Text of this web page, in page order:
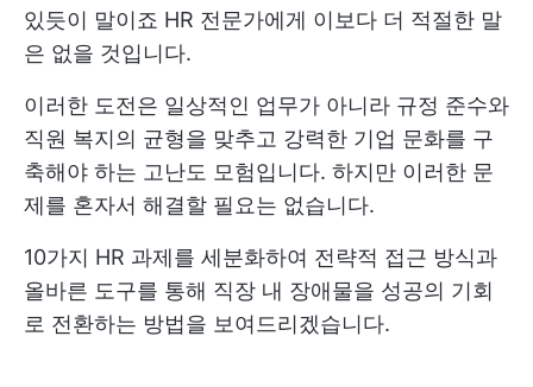
있듯이 말이죠 HR 전문가에게 이보다 더 적절한 말
은 없을 것입니다.
이러한 도전은 일상적인 업무가 아니라 규정 준수와
직원 복지의 균형을 맞추고 강력한 기업 문화를 구
축해야 하는 고난도 모험입니다. 하지만 이러한 문
제를 혼자서 해결할 필요는 없습니다.
10가지 HR 과제를 세분화하여 전략적 접근 방식과
올바른 도구를 통해 직장 내 장애물을 성공의 기회
로 전환하는 방법을 보여드리겠습니다.